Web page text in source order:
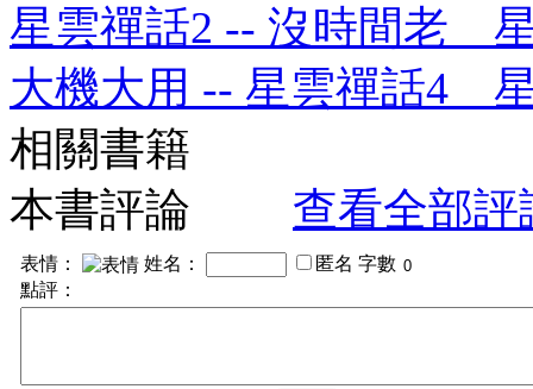
星雲禪話2 -- 沒時間老
大機大用 -- 星雲禪話4
相關書籍
本書評論
查看全部評
表情： 姓名： 匿名 字數
點評：